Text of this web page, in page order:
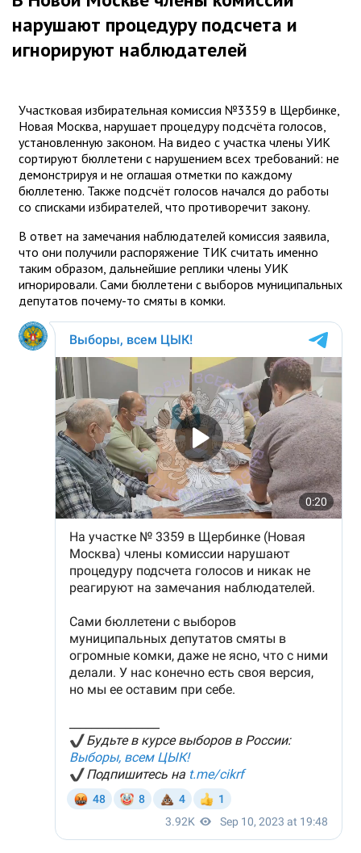
нарушают процедуру подсчета и
игнорируют наблюдателей
Участковая избирательная комиссия №3359 в Щербинке,
Новая Москва, нарушает процедуру подсчёта голосов,
установленную законом. На видео с участка члены УИК
сортируют бюллетени с нарушением всех требований: не
демонстрируя и не оглашая отметки по каждому
бюллетеню. Также подсчёт голосов начался до работы
со списками избирателей, что противоречит закону.
В ответ на замечания наблюдателей комиссия заявила,
что они получили распоряжение ТИК считать именно
таким образом, дальнейшие реплики члены УИК
игнорировали. Сами бюллетени с выборов муниципальных
депутатов почему-то смяты в комки.